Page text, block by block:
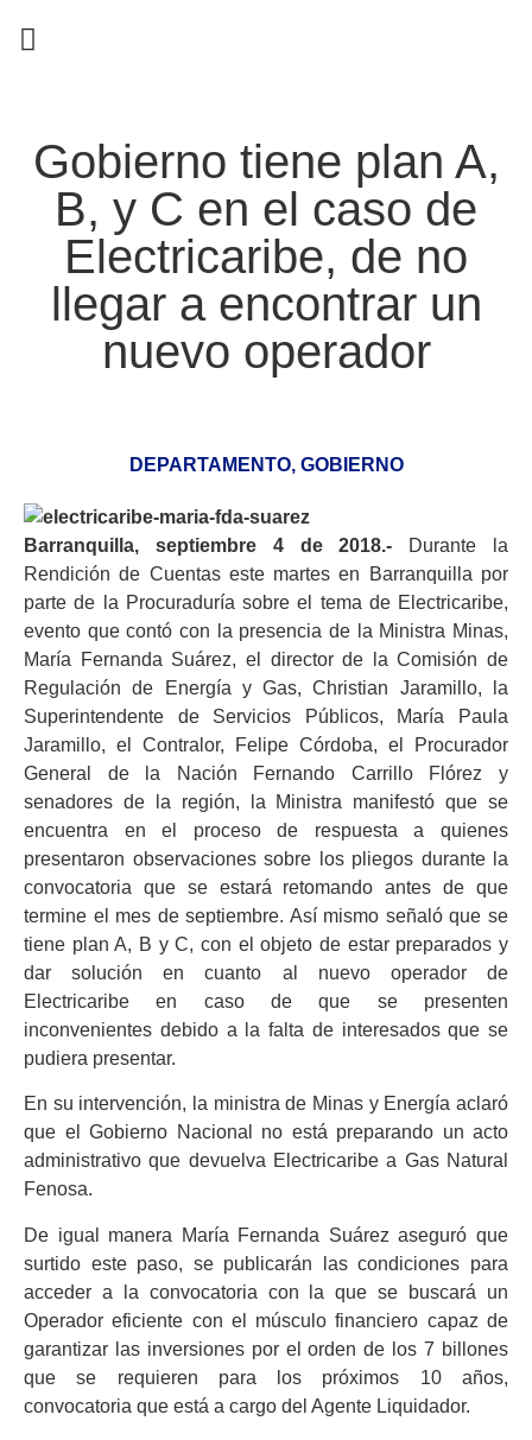
Gobierno tiene plan A,
B, y C en el caso de
Electricaribe, de no
llegar a encontrar un
nuevo operador
DEPARTAMENTO, GOBIERNO
Barranquilla, septiembre 4 de 2018.-
Durante la
Rendición de Cuentas este martes en Barranquilla por
parte de la Procuraduría sobre el tema de Electricaribe,
evento que contó con la presencia de la Ministra Minas,
María Fernanda Suárez, el director de la Comisión de
Regulación de Energía y Gas, Christian Jaramillo, la
Superintendente de Servicios Públicos, María Paula
Jaramillo, el Contralor, Felipe Córdoba, el Procurador
General de la Nación Fernando Carrillo Flórez y
senadores de la región, la Ministra manifestó que se
encuentra en el proceso de respuesta a quienes
presentaron observaciones sobre los pliegos durante la
convocatoria que se estará retomando antes de que
termine el mes de septiembre. Así mismo señaló que se
tiene plan A, B y C, con el objeto de estar preparados y
dar solución en cuanto al nuevo operador de
Electricaribe en caso de que se presenten
inconvenientes debido a la falta de interesados que se
pudiera presentar.
En su intervención, la ministra de Minas y Energía aclaró
que el Gobierno Nacional no está preparando un acto
administrativo que devuelva Electricaribe a Gas Natural
Fenosa.
De igual manera María Fernanda Suárez aseguró que
surtido este paso, se publicarán las condiciones para
acceder a la convocatoria con la que se buscará un
Operador eficiente con el músculo financiero capaz de
garantizar las inversiones por el orden de los 7 billones
que se requieren para los próximos 10 años,
convocatoria que está a cargo del Agente Liquidador.